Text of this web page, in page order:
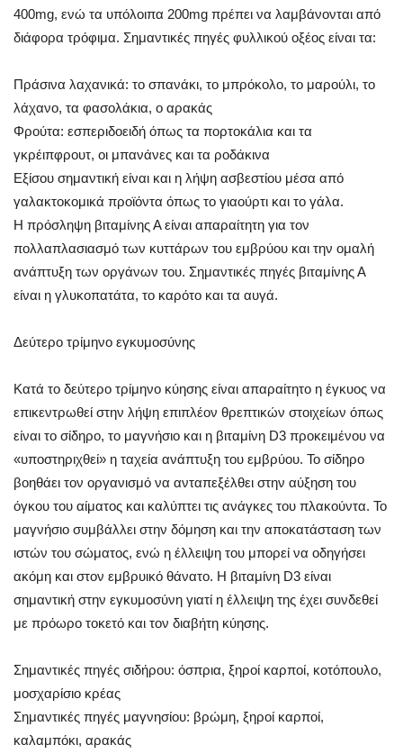
400mg, ενώ τα υπόλοιπα 200mg πρέπει να λαμβάνονται από
διάφορα τρόφιμα. Σημαντικές πηγές φυλλικού οξέος είναι τα:
Πράσινα λαχανικά: το σπανάκι, το μπρόκολο, το μαρούλι, το
λάχανο, τα φασολάκια, ο αρακάς
Φρούτα: εσπεριδοειδή όπως τα πορτοκάλια και τα
γκρέιπφρουτ, οι μπανάνες και τα ροδάκινα
Εξίσου σημαντική είναι και η λήψη ασβεστίου μέσα από
γαλακτοκομικά προϊόντα όπως το γιαούρτι και το γάλα.
Η πρόσληψη βιταμίνης Α είναι απαραίτητη για τον
πολλαπλασιασμό των κυττάρων του εμβρύου και την ομαλή
ανάπτυξη των οργάνων του. Σημαντικές πηγές βιταμίνης Α
είναι η γλυκοπατάτα, το καρότο και τα αυγά.
Δεύτερο τρίμηνο εγκυμοσύνης
Κατά το δεύτερο τρίμηνο κύησης είναι απαραίτητο η έγκυος να
επικεντρωθεί στην λήψη επιπλέον θρεπτικών στοιχείων όπως
είναι το σίδηρο, το μαγνήσιο και η βιταμίνη D3 προκειμένου να
«υποστηριχθεί» η ταχεία ανάπτυξη του εμβρύου. Το σίδηρο
βοηθάει τον οργανισμό να ανταπεξέλθει στην αύξηση του
όγκου του αίματος και καλύπτει τις ανάγκες του πλακούντα. Το
μαγνήσιο συμβάλλει στην δόμηση και την αποκατάσταση των
ιστών του σώματος, ενώ η έλλειψη του μπορεί να οδηγήσει
ακόμη και στον εμβρυικό θάνατο. Η βιταμίνη D3 είναι
σημαντική στην εγκυμοσύνη γιατί η έλλειψη της έχει συνδεθεί
με πρόωρο τοκετό και τον διαβήτη κύησης.
Σημαντικές πηγές σιδήρου: όσπρια, ξηροί καρποί, κοτόπουλο,
μοσχαρίσιο κρέας
Σημαντικές πηγές μαγνησίου: βρώμη, ξηροί καρποί,
καλαμπόκι, αρακάς